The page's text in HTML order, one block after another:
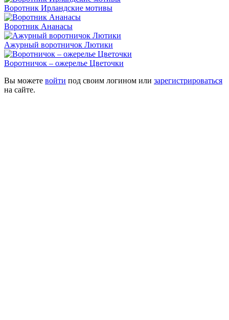
Воротник Ирландские мотивы
Воротник Ананасы
Ажурный воротничок Лютики
Воротничок – ожерелье Цветочки
Вы можете войти под своим логином или зарегистрироваться
на сайте.